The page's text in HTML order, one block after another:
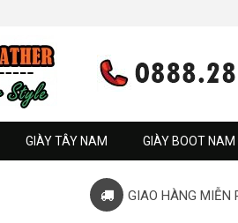
GIÀY TÂY NAM GIÀY BOOT NAM
GIAO HÀNG MIỄN